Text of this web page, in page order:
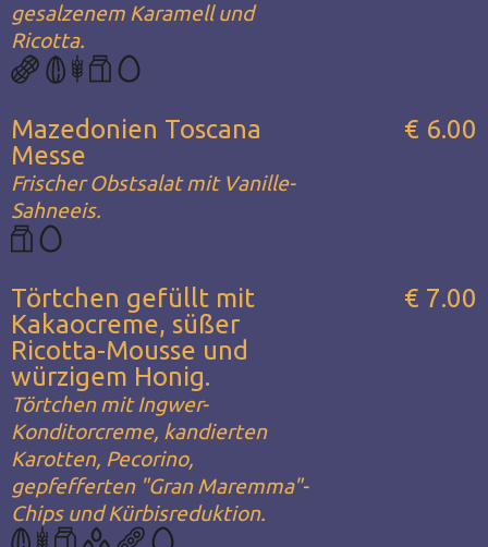
gesalzenem Karamell und
Ricotta.
Mazedonien Toscana
Messe
Frischer Obstsalat mit Vanille-
Sahneeis.
€ 6.00
Törtchen gefüllt mit
Kakaocreme, süßer
Ricotta-Mousse und
würzigem Honig.
Törtchen mit Ingwer-
Konditorcreme, kandierten
Karotten, Pecorino,
gepfefferten "Gran Maremma"-
Chips und Kürbisreduktion.
€ 7.00